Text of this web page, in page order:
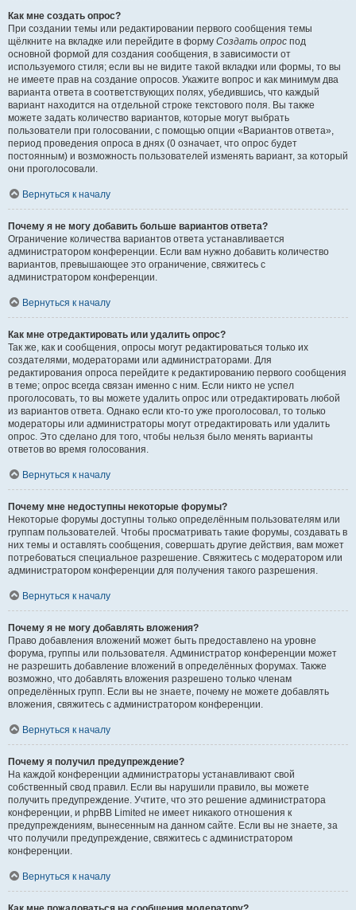
Как мне создать опрос?
При создании темы или редактировании первого сообщения темы
щёлкните на вкладке или перейдите в форму Создать опрос под
основной формой для создания сообщения, в зависимости от
используемого стиля; если вы не видите такой вкладки или формы, то вы
не имеете прав на создание опросов. Укажите вопрос и как минимум два
варианта ответа в соответствующих полях, убедившись, что каждый
вариант находится на отдельной строке текстового поля. Вы также
можете задать количество вариантов, которые могут выбрать
пользователи при голосовании, с помощью опции «Вариантов ответа»,
период проведения опроса в днях (0 означает, что опрос будет
постоянным) и возможность пользователей изменять вариант, за который
они проголосовали.
Вернуться к началу
Почему я не могу добавить больше вариантов ответа?
Ограничение количества вариантов ответа устанавливается
администратором конференции. Если вам нужно добавить количество
вариантов, превышающее это ограничение, свяжитесь с
администратором конференции.
Вернуться к началу
Как мне отредактировать или удалить опрос?
Так же, как и сообщения, опросы могут редактироваться только их
создателями, модераторами или администраторами. Для
редактирования опроса перейдите к редактированию первого сообщения
в теме; опрос всегда связан именно с ним. Если никто не успел
проголосовать, то вы можете удалить опрос или отредактировать любой
из вариантов ответа. Однако если кто-то уже проголосовал, то только
модераторы или администраторы могут отредактировать или удалить
опрос. Это сделано для того, чтобы нельзя было менять варианты
ответов во время голосования.
Вернуться к началу
Почему мне недоступны некоторые форумы?
Некоторые форумы доступны только определённым пользователям или
группам пользователей. Чтобы просматривать такие форумы, создавать в
них темы и оставлять сообщения, совершать другие действия, вам может
потребоваться специальное разрешение. Свяжитесь с модератором или
администратором конференции для получения такого разрешения.
Вернуться к началу
Почему я не могу добавлять вложения?
Право добавления вложений может быть предоставлено на уровне
форума, группы или пользователя. Администратор конференции может
не разрешить добавление вложений в определённых форумах. Также
возможно, что добавлять вложения разрешено только членам
определённых групп. Если вы не знаете, почему не можете добавлять
вложения, свяжитесь с администратором конференции.
Вернуться к началу
Почему я получил предупреждение?
На каждой конференции администраторы устанавливают свой
собственный свод правил. Если вы нарушили правило, вы можете
получить предупреждение. Учтите, что это решение администратора
конференции, и phpBB Limited не имеет никакого отношения к
предупреждениям, вынесенным на данном сайте. Если вы не знаете, за
что получили предупреждение, свяжитесь с администратором
конференции.
Вернуться к началу